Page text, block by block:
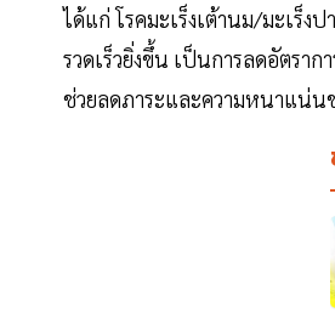
ได้แก่ โรคมะเร็งเต้านม/มะเร็ง
รวดเร็วยิ่งขึ้น เป็นการลดอัตราก
ช่วยลดภาระและความหนาแน่